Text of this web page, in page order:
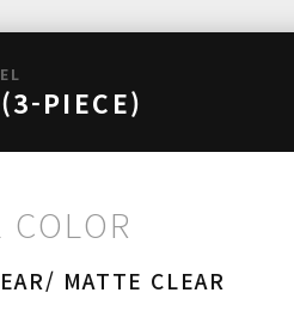
PIECE)
MATTE CLEAR